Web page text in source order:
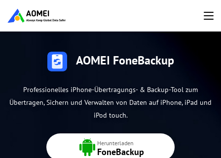
AOMEI FoneBackup
Professionelles iPhone-Übertragungs- & Backup-Tool zum
Übertragen, Sichern und Verwalten von Daten auf iPhone, iPad und
iPod touch.
Herunterladen
FoneBackup